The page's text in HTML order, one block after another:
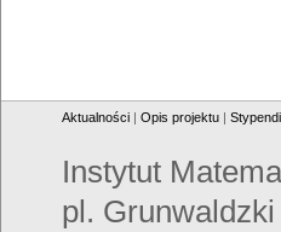
Aktualności Opis projektu
Instytut
pl.